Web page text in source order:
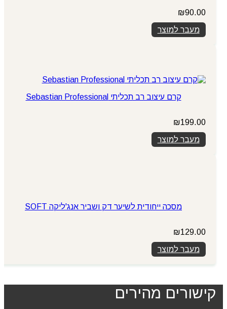
₪90.00
מעבר למוצר
קרם עיצוב רב תכליתי Sebastian Professional
₪199.00
מעבר למוצר
מסכה ייחודית לשיער דק ושביר אנג'ליקה SOFT
₪129.00
מעבר למוצר
קישורים מהירים